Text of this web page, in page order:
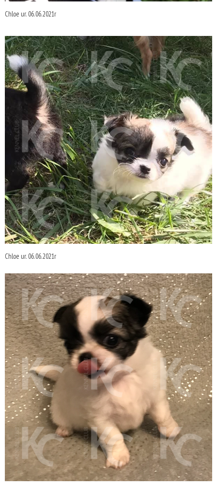
Chloe ur. 06.06.2021r
Chloe ur. 06.06.2021r